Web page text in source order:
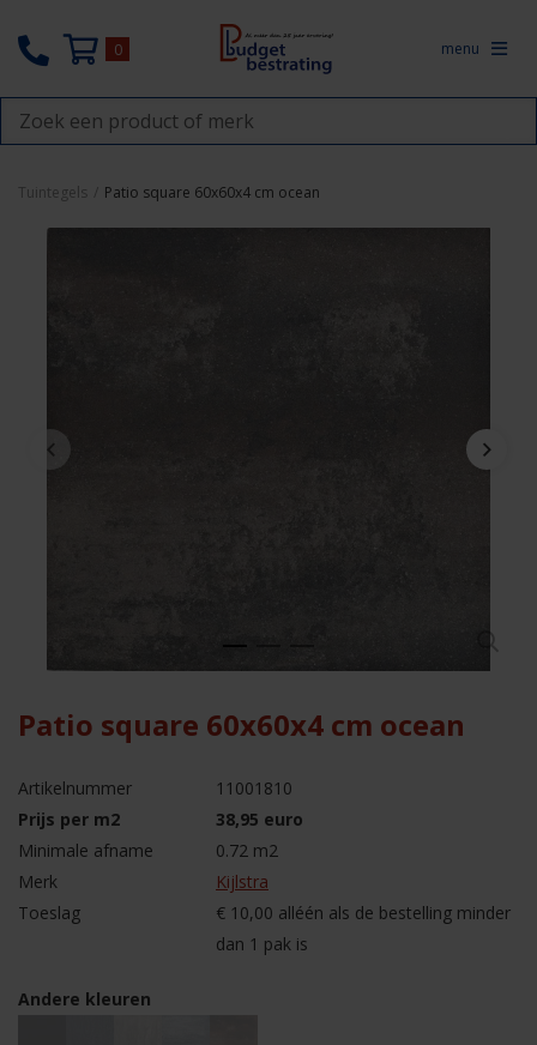
0 menu
Tuintegels Patio square 60x60x4 cm ocean
Patio square 60x60x4 cm ocean
Artikelnummer
11001810
Prijs per m2
38,95 euro
Minimale afname
0.72 m2
Merk
Kijlstra
Toeslag
€ 10,00 alléén als de bestelling minder
dan 1 pak is
Andere kleuren